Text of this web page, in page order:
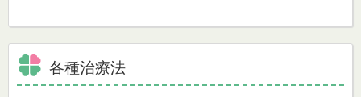
各種治療法